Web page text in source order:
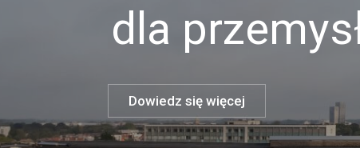
dla
Dowiedz się więcej